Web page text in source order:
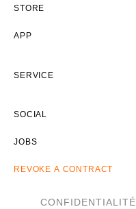
STORE
APP
SERVICE
SOCIAL
JOBS
REVOKE A CONTRACT
CONFIDENTIALITÉ